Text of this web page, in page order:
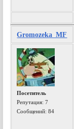
Gromozeka_MF
Посетитель
Репутация:7
Сообщений: 84